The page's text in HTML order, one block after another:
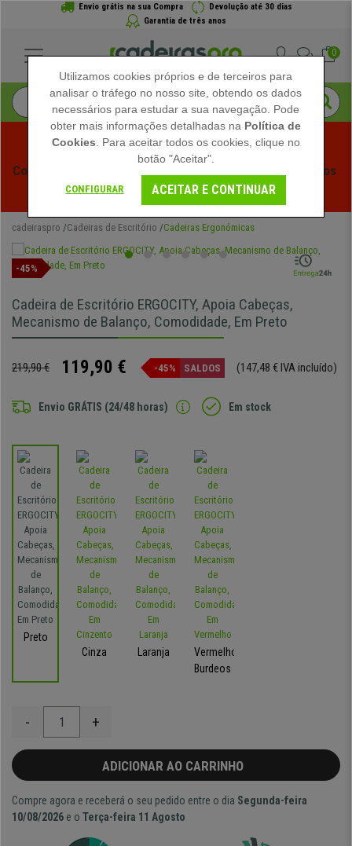
Envio grátis na sua Compra
Devolução até 30 dias
Garantia de três anos
0
Começam os Saldos de Verão em Cadeiraspro! Descontos
Exclusivos por Tempo Limitado - Ver Promoção
cadeiraspro Cadeiras de Escritório Cadeiras Ergonómicas
-45%
Cadeira de Escritório ERGOCITY, Apoia Cabeças,
Mecanismo de Balanço, Comodidade, Em Preto
219,90 € 119,90 € -45% SALDOS (147,48 € IVA incluído)
Envio GRÁTIS (24/48 horas) Em stock
Preto
Cinza
Laranja
Vermelho-
Burdeos
- +
ADICIONAR AO CARRINHO
Compre agora e receberá o seu pedido entre o dia Segunda-feira
10/08/2026 e o Terça-feira 11 Agosto
Utilizamos cookies próprios e de terceiros para
analisar o tráfego no nosso site, obtendo os dados
necessários para estudar a sua navegação. Pode
obter mais informações detalhadas na Política de
Cookies . Para aceitar todos os cookies, clique no
botão "Aceitar".
CONFIGURAR ACEITAR E CONTINUAR